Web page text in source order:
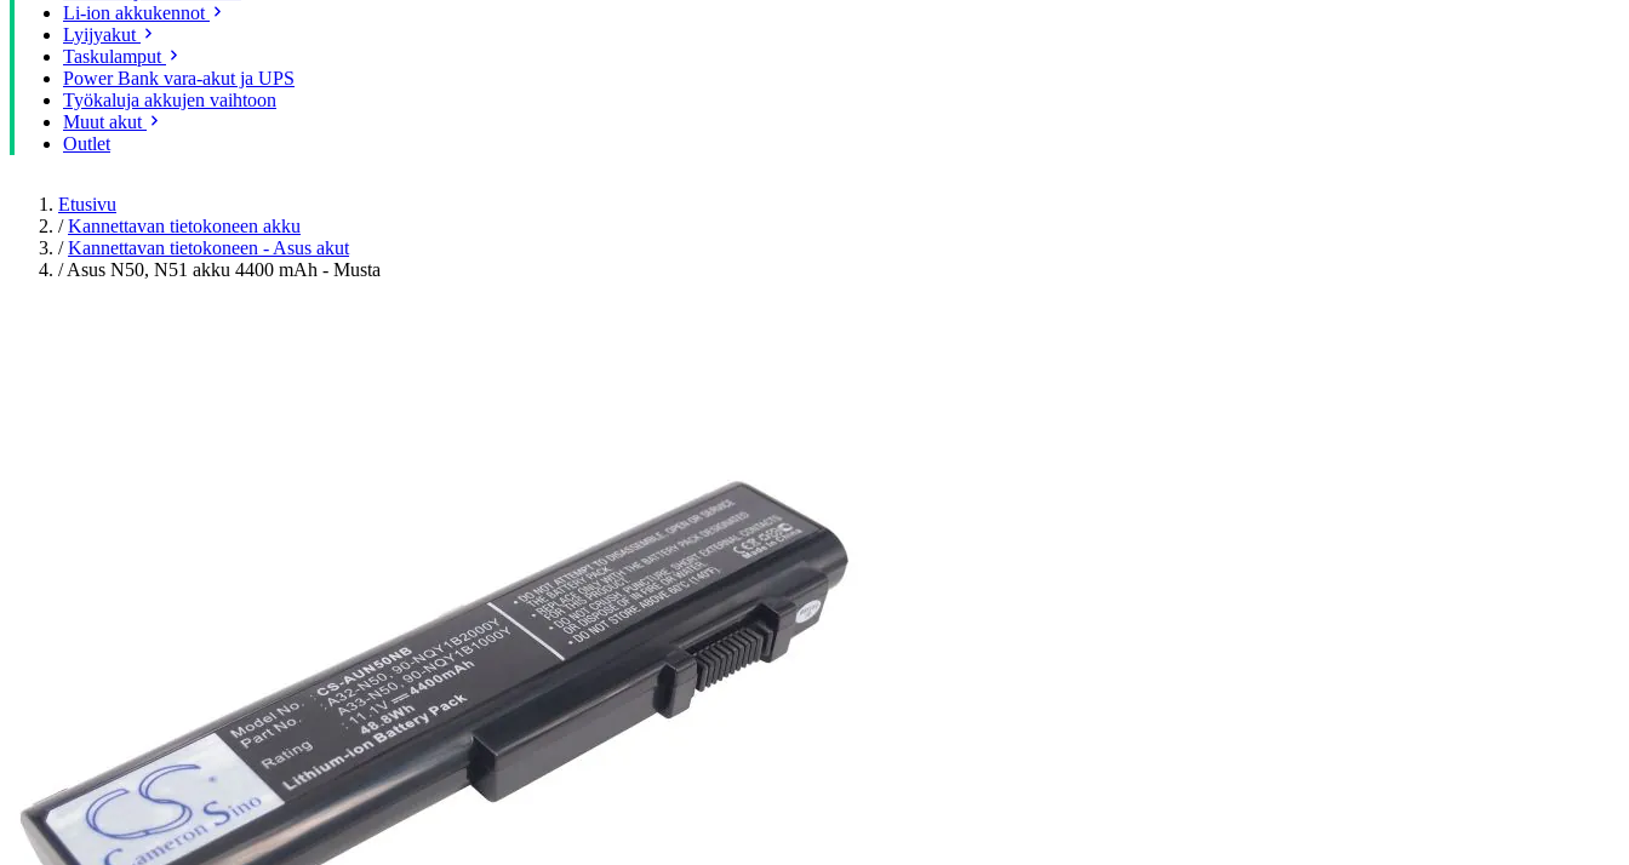
Li-ion akkukennot
Lyijyakut
Taskulamput
Power Bank vara-akut ja UPS
Työkaluja akkujen vaihtoon
Muut akut
Outlet
Etusivu
/ Kannettavan tietokoneen akku
/ Kannettavan tietokoneen - Asus akut
/ Asus N50, N51 akku 4400 mAh - Musta